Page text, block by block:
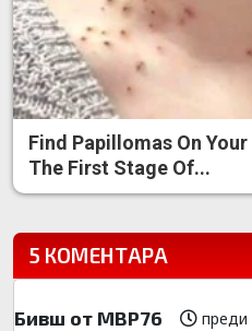
Find Papillomas On
The First Stage Of...
5 КОМЕНТАРА
Бивш от МВР76 преди